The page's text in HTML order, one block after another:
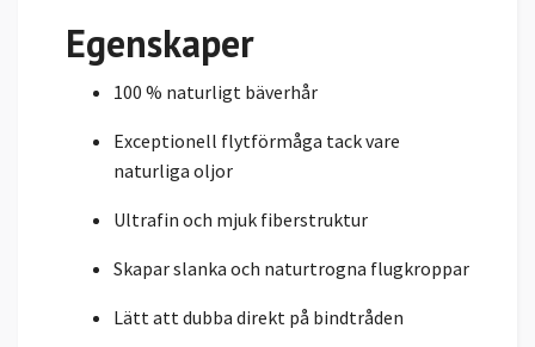
Egenskaper
100 % naturligt bäverhår
Exceptionell flytförmåga tack vare
naturliga oljor
Ultrafin och mjuk fiberstruktur
Skapar slanka och naturtrogna flugkroppar
Lätt att dubba direkt på bindtråden